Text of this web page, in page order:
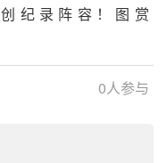
解决方案提供商——东
华测试将亮相第十三届
创纪录阵容！图赏
0人参与